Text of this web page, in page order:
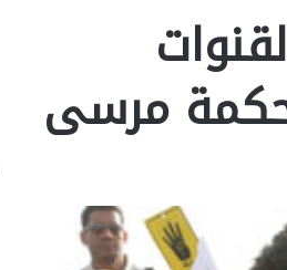
مرسى